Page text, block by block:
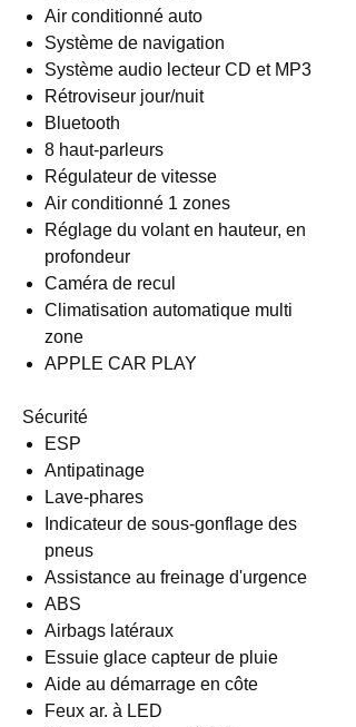
Air conditionné auto
Système de navigation
Système audio lecteur CD et MP3
Rétroviseur jour/nuit
Bluetooth
8 haut-parleurs
Régulateur de vitesse
Air conditionné 1 zones
Réglage du volant en hauteur, en
profondeur
Caméra de recul
Climatisation automatique multi
zone
APPLE CAR PLAY
Sécurité
ESP
Antipatinage
Lave-phares
Indicateur de sous-gonflage des
pneus
Assistance au freinage d'urgence
ABS
Airbags latéraux
Essuie glace capteur de pluie
Aide au démarrage en côte
Feux ar. à LED